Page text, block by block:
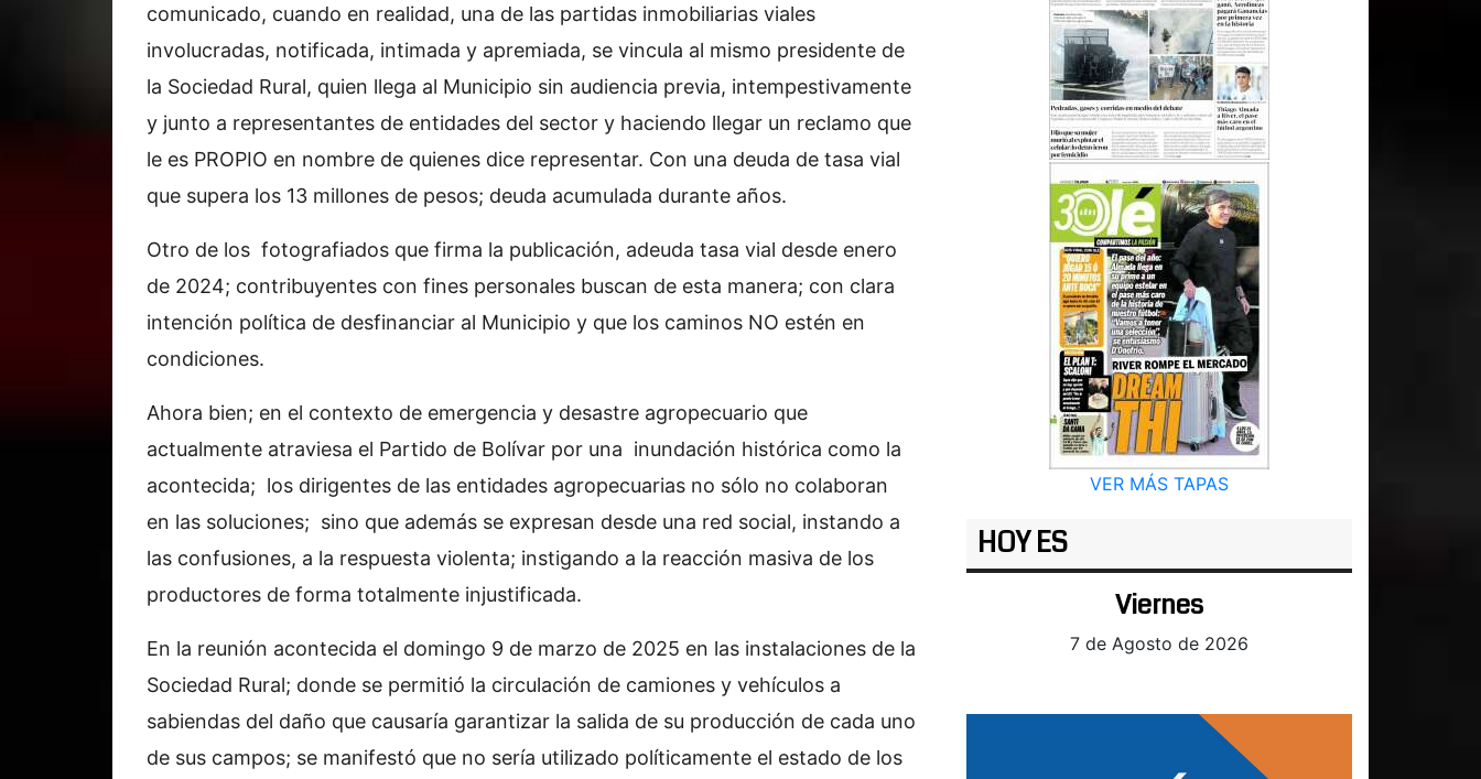
comunicado, cuando en realidad, una de las partidas inmobiliarias viales
involucradas, notificada, intimada y apremiada, se vincula al mismo presidente de
la Sociedad Rural, quien llega al Municipio sin audiencia previa, intempestivamente
y junto a representantes de entidades del sector y haciendo llegar un reclamo que
le es PROPIO en nombre de quienes dice representar. Con una deuda de tasa vial
que supera los 13 millones de pesos; deuda acumulada durante años.
Otro de los fotografiados que firma la publicación, adeuda tasa vial desde enero
de 2024; contribuyentes con fines personales buscan de esta manera; con clara
intención política de desfinanciar al Municipio y que los caminos NO estén en
condiciones.
Ahora bien; en el contexto de emergencia y desastre agropecuario que
actualmente atraviesa el Partido de Bolívar por una inundación histórica como la
acontecida; los dirigentes de las entidades agropecuarias no sólo no colaboran
en las soluciones; sino que además se expresan desde una red social, instando a
las confusiones, a la respuesta violenta; instigando a la reacción masiva de los
productores de forma totalmente injustificada.
En la reunión acontecida el domingo 9 de marzo de 2025 en las instalaciones de la
Sociedad Rural; donde se permitió la circulación de camiones y vehículos a
sabiendas del daño que causaría garantizar la salida de su producción de cada uno
de sus campos; se manifestó que no sería utilizado políticamente el estado de los
VER MÁS TAPAS
HOY ES
Viernes
7 de Agosto de 2026